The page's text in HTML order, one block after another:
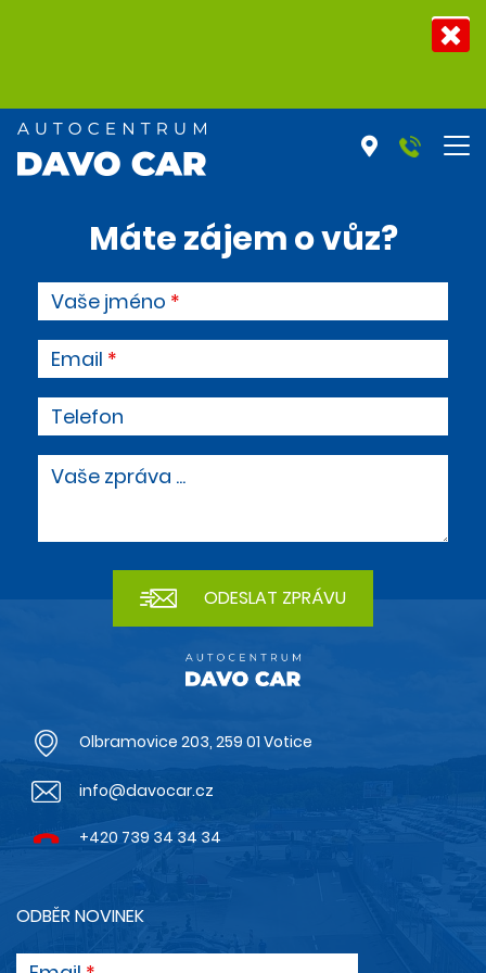
Máte zájem o vůz?
Vaše jméno
Email
Telefon
Vaše zpráva ...
Olbramovice 203, 259 01 Votice
info@davocar.cz
+420 739 34 34 34
ODBĚR NOVINEK